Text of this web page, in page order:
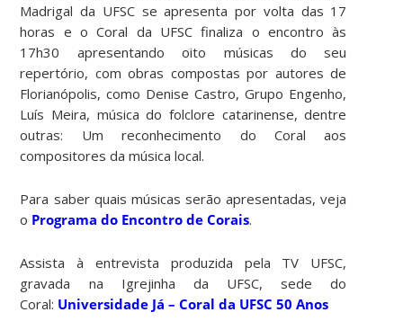
Madrigal da UFSC se apresenta por volta das 17
horas e o Coral da UFSC finaliza o encontro às
17h30 apresentando oito músicas do seu
repertório, com obras compostas por autores de
Florianópolis, como Denise Castro, Grupo Engenho,
Luís Meira, música do folclore catarinense, dentre
outras: Um reconhecimento do Coral aos
compositores da música local.
Para saber quais músicas serão apresentadas, veja
o Programa do Encontro de Corais.
Assista à entrevista produzida pela TV UFSC,
gravada na Igrejinha da UFSC, sede do
Coral: Universidade Já – Coral da UFSC 50 Anos